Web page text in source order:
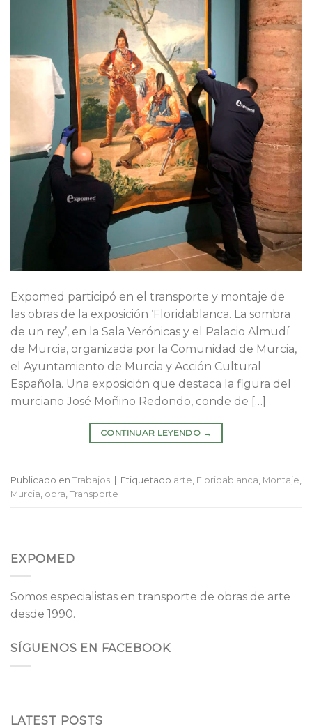
Expomed participó en el transporte y montaje de
las obras de la exposición ‘Floridablanca. La sombra
de un rey’, en la Sala Verónicas y el Palacio Almudí
de Murcia, organizada por la Comunidad de Murcia,
el Ayuntamiento de Murcia y Acción Cultural
Española. Una exposición que destaca la figura del
murciano José Moñino Redondo, conde de […]
CONTINUAR LEYENDO →
Publicado en Trabajos Etiquetado arte, Floridablanca, Montaje,
Murcia, obra, Transporte
EXPOMED
Somos especialistas en transporte de obras de arte
desde 1990.
SÍGUENOS EN FACEBOOK
LATEST POSTS